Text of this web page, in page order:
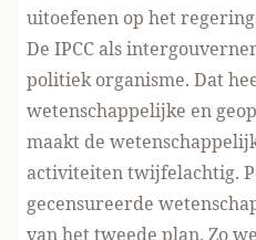
uitoefenen op het
De IPCC als
politiek organisme. Dat
wetenschappelijke en
maakt de
activiteiten twijfelachtig.
gecensureerde
van het tweede plan. Zo